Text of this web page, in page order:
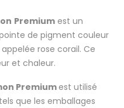
Premium est un
de pigment couleur
rose corail. Ce
et chaleur.
Premium est utilisé
que les emballages